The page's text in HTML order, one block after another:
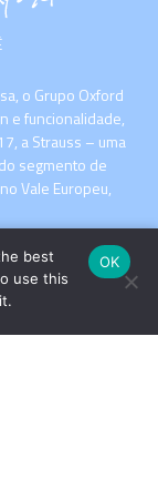
o Grupo Oxford
e funcionalidade,
a Strauss – uma
segmento de
Vale Europeu,
best
use this
OK